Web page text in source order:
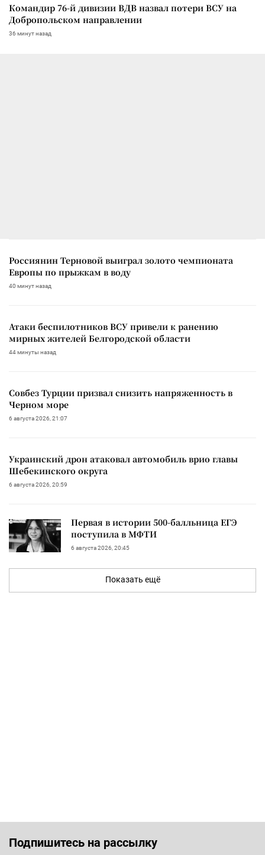
Командир 76-й дивизии ВДВ назвал потери ВСУ на
Добропольском направлении
36 минут назад
Россиянин Терновой выиграл золото чемпионата
Европы по прыжкам в воду
40 минут назад
Атаки беспилотников ВСУ привели к ранению
мирных жителей Белгородской области
44 минуты назад
Совбез Турции призвал снизить напряженность в
Черном море
6 августа 2026, 21:07
Украинский дрон атаковал автомобиль врио главы
Шебекинского округа
6 августа 2026, 20:59
Первая в истории 500-балльница ЕГЭ
поступила в МФТИ
6 августа 2026, 20:45
Показать ещё
Подпишитесь на рассылку